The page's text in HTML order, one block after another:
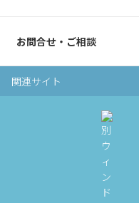
お問合せ・ご相談
関連サイト